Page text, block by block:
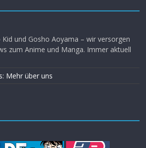
und Gosho Aoyama – wir versorgen
zum Anime und Manga. Immer aktuell
Mehr über uns